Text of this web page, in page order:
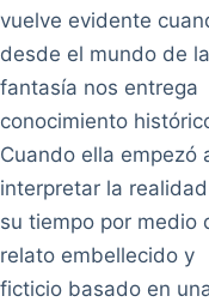
vuelve evidente
desde el mundo de la
fantasía nos entrega
conocimiento
Cuando ella empezó
interpretar la
su tiempo por medio
relato embellecido y
ficticio basado en